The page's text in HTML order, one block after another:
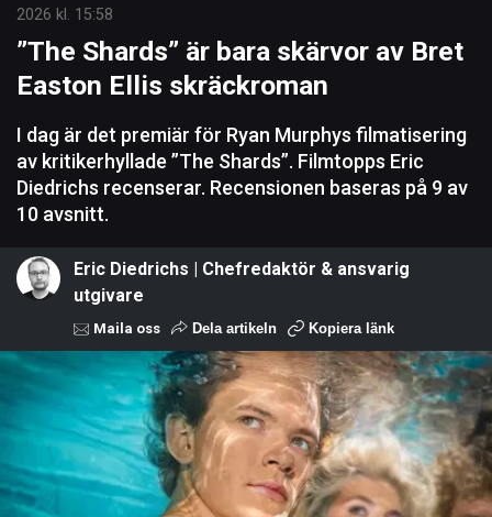
2026 kl. 15:58
”The Shards” är bara skärvor av Bret
Easton Ellis skräckroman
I dag är det premiär för Ryan Murphys filmatisering
av kritikerhyllade ”The Shards”. Filmtopps Eric
Diedrichs recenserar. Recensionen baseras på 9 av
10 avsnitt.
Eric Diedrichs | Chefredaktör & ansvarig
utgivare
Maila oss Dela artikeln Kopiera länk